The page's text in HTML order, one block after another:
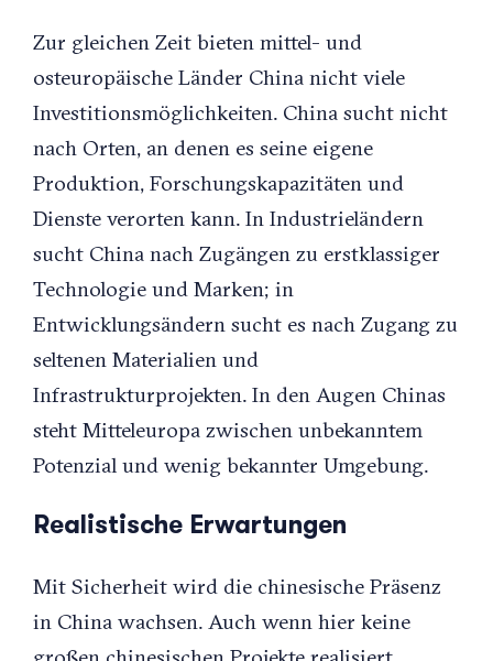
Zur gleichen Zeit bieten mittel- und
osteuropäische Länder China nicht viele
Investitionsmöglichkeiten. China sucht nicht
nach Orten, an denen es seine eigene
Produktion, Forschungskapazitäten und
Dienste verorten kann. In Industrieländern
sucht China nach Zugängen zu erstklassiger
Technologie und Marken; in
Entwicklungsändern sucht es nach Zugang zu
seltenen Materialien und
Infrastrukturprojekten. In den Augen Chinas
steht Mitteleuropa zwischen unbekanntem
Potenzial und wenig bekannter Umgebung.
Realistische Erwartungen
Mit Sicherheit wird die chinesische Präsenz
in China wachsen. Auch wenn hier keine